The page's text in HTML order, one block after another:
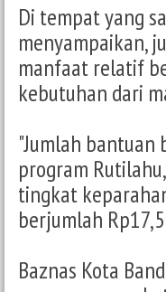
Di tempat yang
menyampaikan,
manfaat relatif
kebutuhan dari
"Jumlah
program
tingkat
berjumlah
Baznas Kota